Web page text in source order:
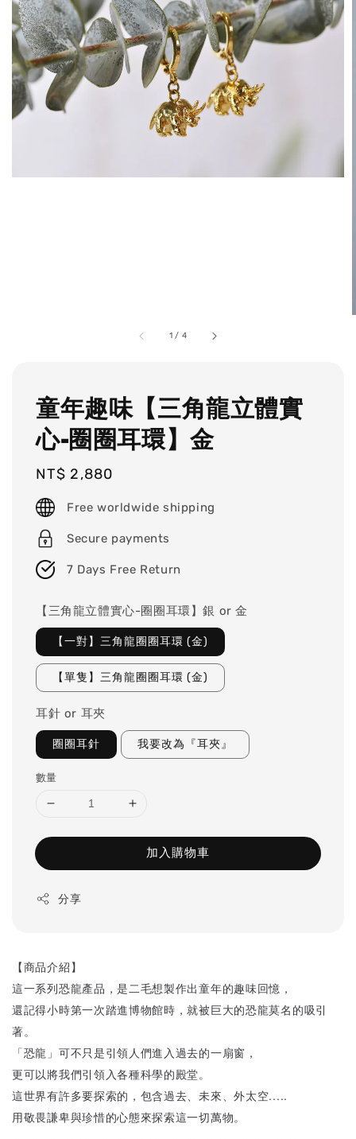
1 / 4
童年趣味【三角龍立體實
心-圈圈耳環】金
Regular
price
NT$ 2,880
Free worldwide shipping
Secure payments
7 Days Free Return
【三角龍立體實心-圈圈耳環】銀 or 金
【一對】三角龍圈圈耳環 (金)
【單隻】三角龍圈圈耳環 (金)
耳針 or 耳夾
圈圈耳針 我要改為『耳夾』
數量
加入購物車
分享
【商品介紹】
這一系列恐龍產品，是二毛想製作出童年的趣味回憶，
還記得小時第一次踏進博物館時，就被巨大的恐龍莫名的吸引
著。
「恐龍」可不只是引領人們進入過去的一扇窗，
更可以將我們引領入各種科學的殿堂。
這世界有許多要探索的，包含過去、未來、外太空.....
用敬畏謙卑與珍惜的心態來探索這一切萬物。